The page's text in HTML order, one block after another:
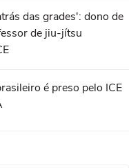
das grades': dono de
de jiu-jítsu
é preso pelo ICE